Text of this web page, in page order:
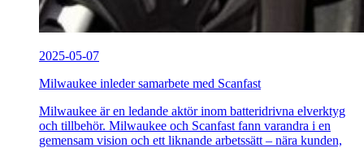
2025-05-07
Milwaukee inleder samarbete med Scanfast
Milwaukee är en ledande aktör inom batteridrivna elverktyg
och tillbehör. Milwaukee och Scanfast fann varandra i en
gemensam vision och ett liknande arbetssätt – nära kunden,